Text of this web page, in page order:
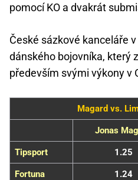
pomocí KO a dvakrát
České sázkové kanceláře
dánského bojovníka, který
především svými výkony v
Magard vs.
Jonas
Tipsport 1.25
Fortuna 1.24